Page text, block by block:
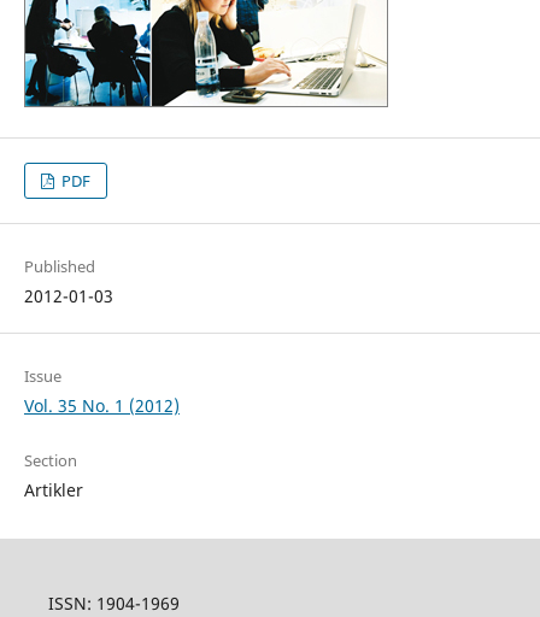
PDF
Published
2012-01-03
Issue
Vol. 35 No. 1 (2012)
Section
Artikler
ISSN: 1904-1969